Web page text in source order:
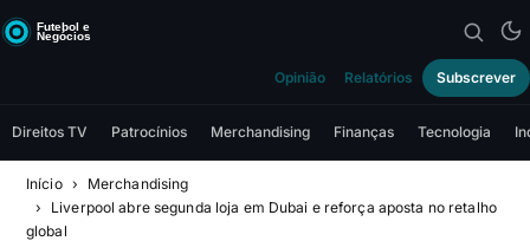
Opinião Relatórios Subscrever
Direitos TV Patrocínios Merchandising Finanças Tecnologia
Início
Merchandising
Liverpool abre segunda loja em Dubai e reforça aposta no retalho
global